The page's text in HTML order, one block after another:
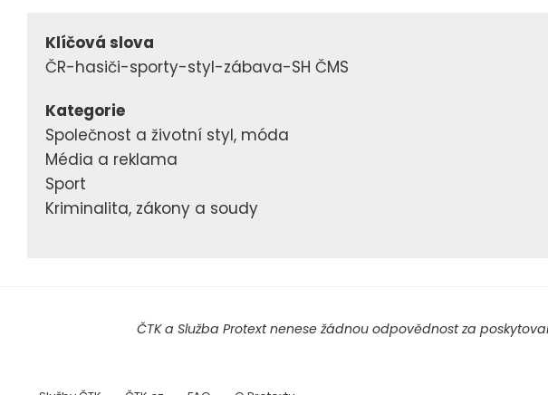
Klíčová slova
ČR-hasiči-sporty-styl-zábava-SH ČMS
Kategorie
Společnost a životní styl, móda
Média a reklama
Sport
Kriminalita, zákony a soudy
ČTK a Služba Protext nenese žádnou odpovědnost za